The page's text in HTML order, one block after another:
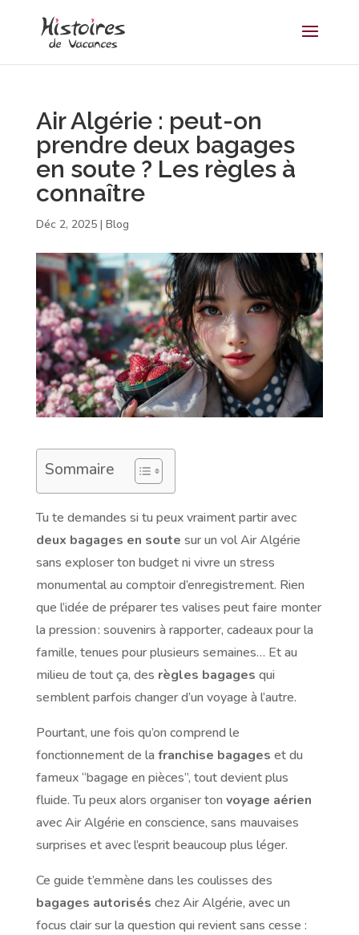
Air Algérie : peut-on
prendre deux bagages
en soute ? Les règles à
connaître
Déc 2, 2025| Blog
Sommaire
Tu te demandes si tu peux vraiment partir avec
deux bagages en soute sur un vol Air Algérie
sans exploser ton budget ni vivre un stress
monumental au comptoir d’enregistrement. Rien
que l’idée de préparer tes valises peut faire monter
la pression : souvenirs à rapporter, cadeaux pour la
famille, tenues pour plusieurs semaines… Et au
milieu de tout ça, des règles bagages qui
semblent parfois changer d’un voyage à l’autre.
Pourtant, une fois qu’on comprend le
fonctionnement de la franchise bagages et du
fameux “bagage en pièces”, tout devient plus
fluide. Tu peux alors organiser ton voyage aérien
avec Air Algérie en conscience, sans mauvaises
surprises et avec l’esprit beaucoup plus léger.
Ce guide t’emmène dans les coulisses des
bagages autorisés chez Air Algérie, avec un
focus clair sur la question qui revient sans cesse :